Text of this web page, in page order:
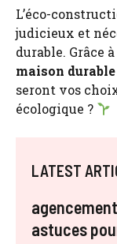
L’éco-
judicieux et
durable. Grâce
maison durable
seront vos
écologique ?
LATEST
astuces